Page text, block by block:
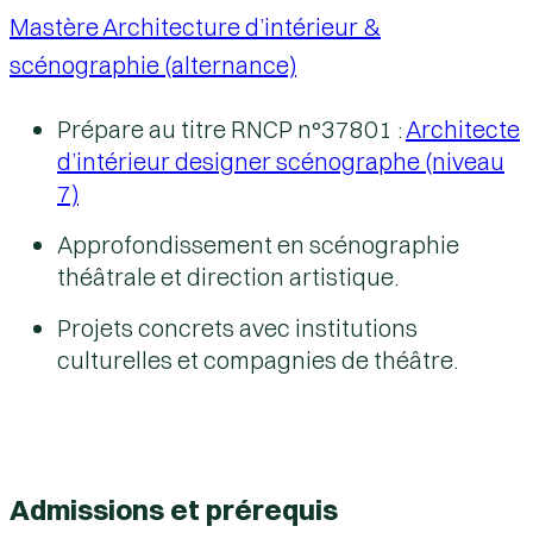
Mastère Architecture d’intérieur &
scénographie (alternance)
Prépare au titre RNCP n°37801 : Architecte
d’intérieur designer scénographe (niveau
7)
Approfondissement en scénographie
théâtrale et direction artistique.
Projets concrets avec institutions
culturelles et compagnies de théâtre.
Admissions et prérequis